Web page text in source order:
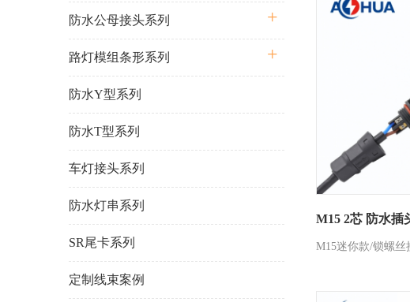
M15 2芯 防水插
M15迷你款/锁螺丝
防水公母接头系列
路灯模组条形系列
防水Y型系列
防水T型系列
车灯接头系列
防水灯串系列
SR尾卡系列
定制线束案例